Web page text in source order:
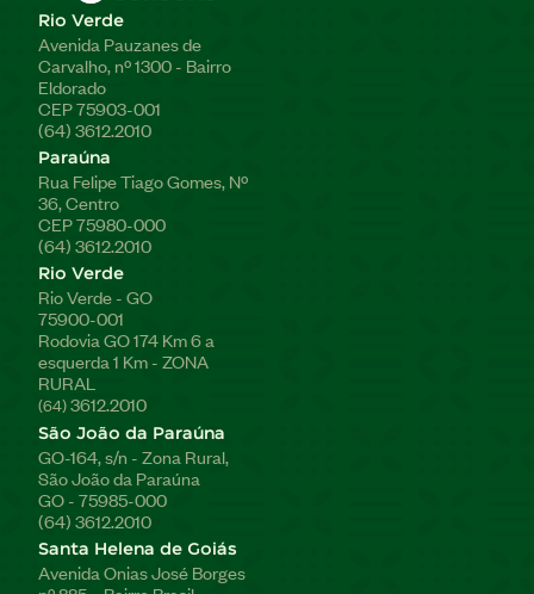
Rio Verde
Avenida Pauzanes de
Carvalho, nº 1300 - Bairro
Eldorado
CEP 75903-001
(64) 3612.2010
Paraúna
Rua Felipe Tiago Gomes, Nº
36, Centro
CEP 75980-000
(64) 3612.2010
Rio Verde
Rio Verde - GO
75900-001
Rodovia GO 174 Km 6 a
esquerda 1 Km - ZONA
RURAL
(64)3612.2010
São João da Paraúna
GO-164, s/n - Zona Rural,
São João da Paraúna
GO - 75985-000
(64) 3612.2010
Santa Helena de Goiás
Avenida Onias José Borges